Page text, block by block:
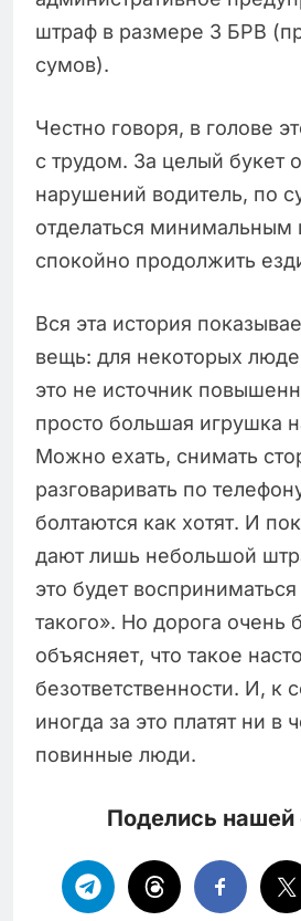
штраф в размере 3 БРВ
сумов).
Честно говоря, в голове
с трудом. За целый букет
нарушений водитель, по
отделаться
спокойно продолжить
Вся эта история
вещь: для некоторых
это не источник
просто большая игрушка
Можно ехать, снимать
разговаривать по
болтаются как хотят. И
дают лишь небольшой
это будет
такого». Но дорога очень
объясняет, что такое
безответственности. И, к
иногда за это платят ни в
повинные люди.
Поделись нашей